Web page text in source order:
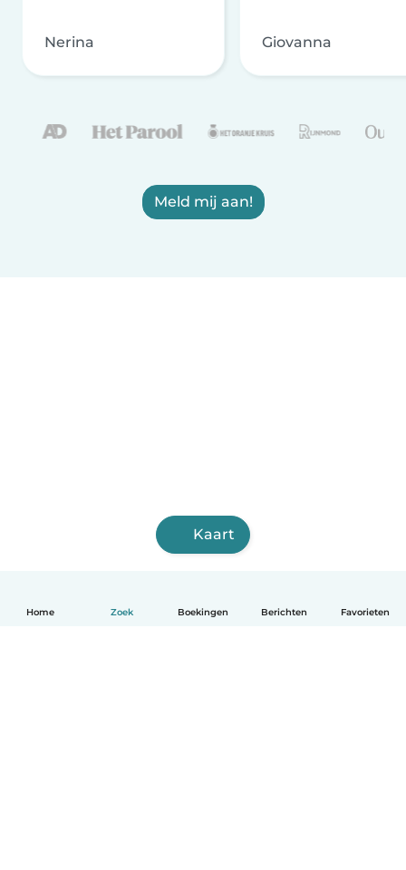
Home Zoek Boekingen Berichten Favorieten
Nerina Giovanna
Meld mij aan!
Kaart